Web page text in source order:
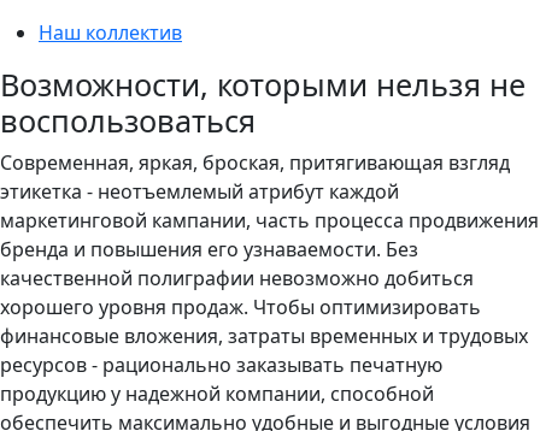
Наш коллектив
Возможности, которыми нельзя не
воспользоваться
Современная, яркая, броская, притягивающая взгляд
этикетка - неотъемлемый атрибут каждой
маркетинговой кампании, часть процесса продвижения
бренда и повышения его узнаваемости. Без
качественной полиграфии невозможно добиться
хорошего уровня продаж. Чтобы оптимизировать
финансовые вложения, затраты временных и трудовых
ресурсов - рационально заказывать печатную
продукцию у надежной компании, способной
обеспечить максимально удобные и выгодные условия